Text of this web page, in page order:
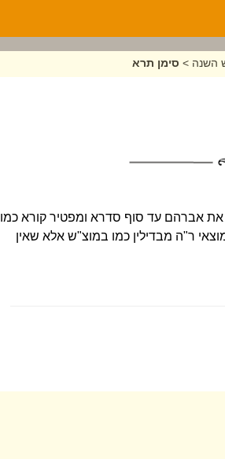
השנה > סימן תרא
את אברהם עד סוף סדרא ומפטיר קורא כמו
ר"ה מבדילין כמו במוצ"ש אלא שאין